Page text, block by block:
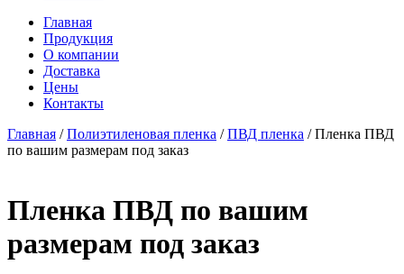
Главная
Продукция
О компании
Доставка
Цены
Контакты
Главная /Полиэтиленовая пленка /ПВД пленка / Пленка ПВД
по вашим размерам под заказ
Пленка ПВД по вашим
размерам под заказ